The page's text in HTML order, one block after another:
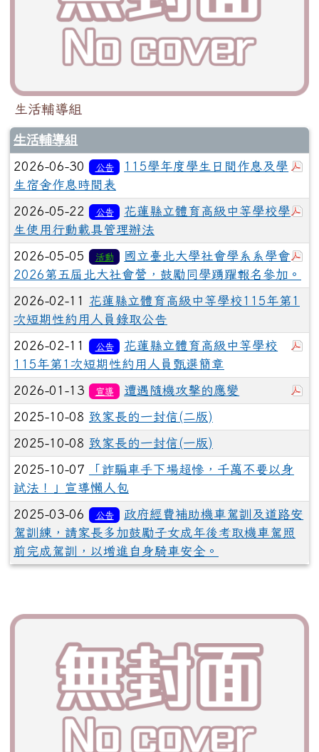
生活輔導組
生活輔導組
2026-06-30 公告
115學年度學生日間作息及學
生宿舍作息時間表
2026-05-22 公告
花蓮縣立體育高級中等學校學
生使用行動載具管理辦法
2026-05-05 活動
國立臺北大學社會學系系學會
2026第五屆北大社會營，鼓勵同學踴躍報名參加。
2026-02-11 花蓮縣立體育高級中等學校115年第1
次短期性約用人員錄取公告
2026-02-11 公告
花蓮縣立體育高級中等學校
115年第1次短期性約用人員甄選簡章
2026-01-13 宣導 遭遇隨機攻擊的應變
2025-10-08 致家長的一封信(二版)
2025-10-08 致家長的一封信(一版)
2025-10-07
「詐騙車手下場超慘，千萬不要以身
試法！」宣導懶人包
2025-03-06 公告
政府經費補助機車駕訓及道路安
駕訓練，請家長多加鼓勵子女成年後考取機車駕照
前完成駕訓，以增進自身騎車安全。